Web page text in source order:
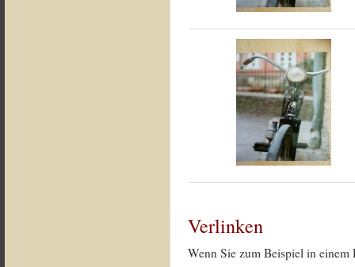
Verlinken
Wenn Sie zum Beispiel in